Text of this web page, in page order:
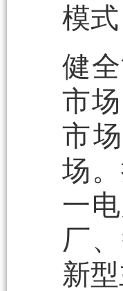
模
健
市
市
场
一
厂
新